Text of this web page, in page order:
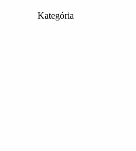
Kategória